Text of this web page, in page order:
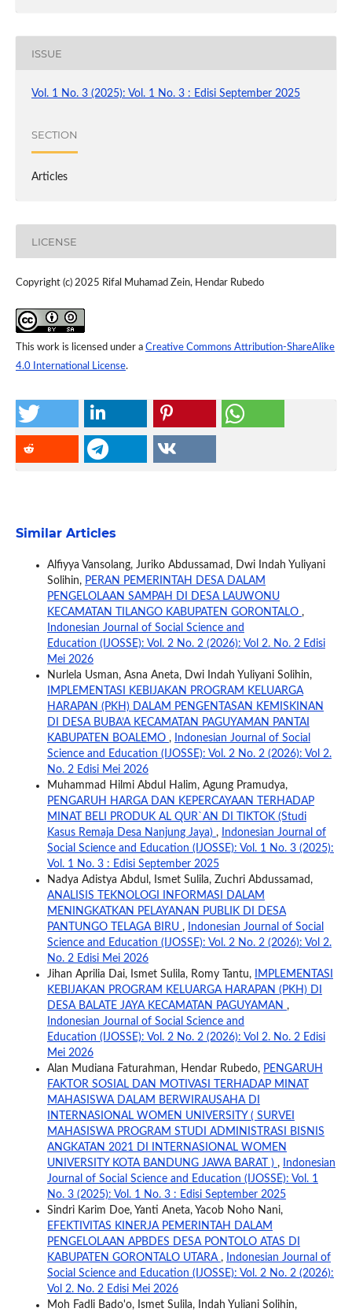
ISSUE
Vol. 1 No. 3 (2025): Vol. 1 No. 3 : Edisi September 2025
SECTION
Articles
LICENSE
Copyright (c) 2025 Rifal Muhamad Zein, Hendar Rubedo
This work is licensed under a Creative Commons Attribution-ShareAlike
4.0 International License.
Similar Articles
Alfiyya Vansolang, Juriko Abdussamad, Dwi Indah Yuliyani
Solihin, PERAN PEMERINTAH DESA DALAM
PENGELOLAAN SAMPAH DI DESA LAUWONU
KECAMATAN TILANGO KABUPATEN GORONTALO ,
Indonesian Journal of Social Science and
Education (IJOSSE): Vol. 2 No. 2 (2026): Vol 2. No. 2 Edisi
Mei 2026
Nurlela Usman, Asna Aneta, Dwi Indah Yuliyani Solihin,
IMPLEMENTASI KEBIJAKAN PROGRAM KELUARGA
HARAPAN (PKH) DALAM PENGENTASAN KEMISKINAN
DI DESA BUBA’A KECAMATAN PAGUYAMAN PANTAI
KABUPATEN BOALEMO ,
Indonesian Journal of Social
Science and Education (IJOSSE): Vol. 2 No. 2 (2026): Vol 2.
No. 2 Edisi Mei 2026
Muhammad Hilmi Abdul Halim, Agung Pramudya,
PENGARUH HARGA DAN KEPERCAYAAN TERHADAP
MINAT BELI PRODUK AL QUR`AN DI TIKTOK (Studi
Kasus Remaja Desa Nanjung Jaya) ,
Indonesian Journal of
Social Science and Education (IJOSSE): Vol. 1 No. 3 (2025):
Vol. 1 No. 3 : Edisi September 2025
Nadya Adistya Abdul, Ismet Sulila, Zuchri Abdussamad,
ANALISIS TEKNOLOGI INFORMASI DALAM
MENINGKATKAN PELAYANAN PUBLIK DI DESA
PANTUNGO TELAGA BIRU ,
Indonesian Journal of Social
Science and Education (IJOSSE): Vol. 2 No. 2 (2026): Vol 2.
No. 2 Edisi Mei 2026
Jihan Aprilia Dai, Ismet Sulila, Romy Tantu,
IMPLEMENTASI
KEBIJAKAN PROGRAM KELUARGA HARAPAN (PKH) DI
DESA BALATE JAYA KECAMATAN PAGUYAMAN ,
Indonesian Journal of Social Science and
Education (IJOSSE): Vol. 2 No. 2 (2026): Vol 2. No. 2 Edisi
Mei 2026
Alan Mudiana Faturahman, Hendar Rubedo, PENGARUH
FAKTOR SOSIAL DAN MOTIVASI TERHADAP MINAT
MAHASISWA DALAM BERWIRAUSAHA DI
INTERNASIONAL WOMEN UNIVERSITY ( SURVEI
MAHASISWA PROGRAM STUDI ADMINISTRASI BISNIS
ANGKATAN 2021 DI INTERNASIONAL WOMEN
UNIVERSITY KOTA BANDUNG JAWA BARAT ) ,
Indonesian
Journal of Social Science and Education (IJOSSE): Vol. 1
No. 3 (2025): Vol. 1 No. 3 : Edisi September 2025
Sindri Karim Doe, Yanti Aneta, Yacob Noho Nani,
EFEKTIVITAS KINERJA PEMERINTAH DALAM
PENGELOLAAN APBDES DESA PONTOLO ATAS DI
KABUPATEN GORONTALO UTARA ,
Indonesian Journal of
Social Science and Education (IJOSSE): Vol. 2 No. 2 (2026):
Vol 2. No. 2 Edisi Mei 2026
Moh Fadli Bado'o, Ismet Sulila, Indah Yuliani Solihin,